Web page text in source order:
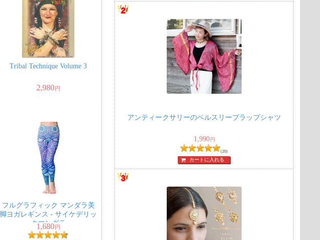
Tribal Technique Volume 3
2,980円
フルグラフィック マンダラ美
脚ヨガレギンス - サイケデリッ
クマンダラ
1,680円
アンティークサリーのベルスリーブラップシャツ
1,990 円
(20)
カートに入れる